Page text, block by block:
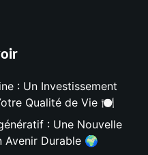
: Un Investissement
Qualité de Vie 🍽️
: Une Nouvelle
Avenir Durable 🌍